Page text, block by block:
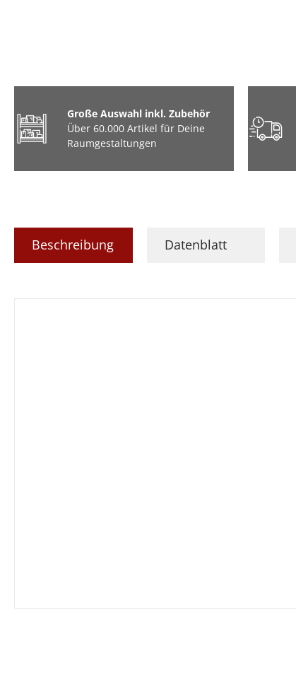
Große Auswahl inkl. Zubehör
Über 60.000 Artikel für Deine
Raumgestaltungen
Beschreibung Datenblatt